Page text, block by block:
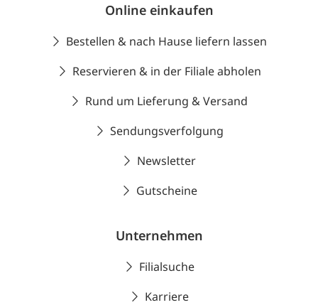
Online einkaufen
Bestellen & nach Hause liefern lassen
Reservieren & in der Filiale abholen
Rund um Lieferung & Versand
Sendungsverfolgung
Newsletter
Gutscheine
Unternehmen
Filialsuche
Karriere